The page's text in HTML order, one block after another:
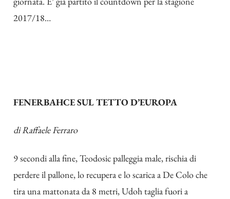
2017/18…
FENERBAHCE SUL TETTO D’EUROPA
diRaffaele Ferraro
9 secondi alla fine, Teodosic palleggia male, rischia di
perdere il pallone, lo recupera e lo scarica a De Colo che
tira una mattonata da 8 metri, Udoh taglia fuori a